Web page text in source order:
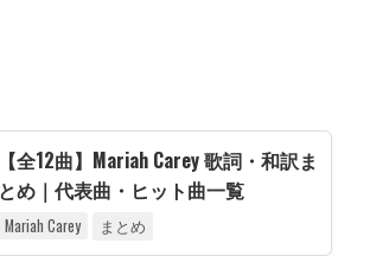
【全12曲】Mariah Carey 歌詞・和訳ま
とめ｜代表曲・ヒット曲一覧
Mariah Carey まとめ